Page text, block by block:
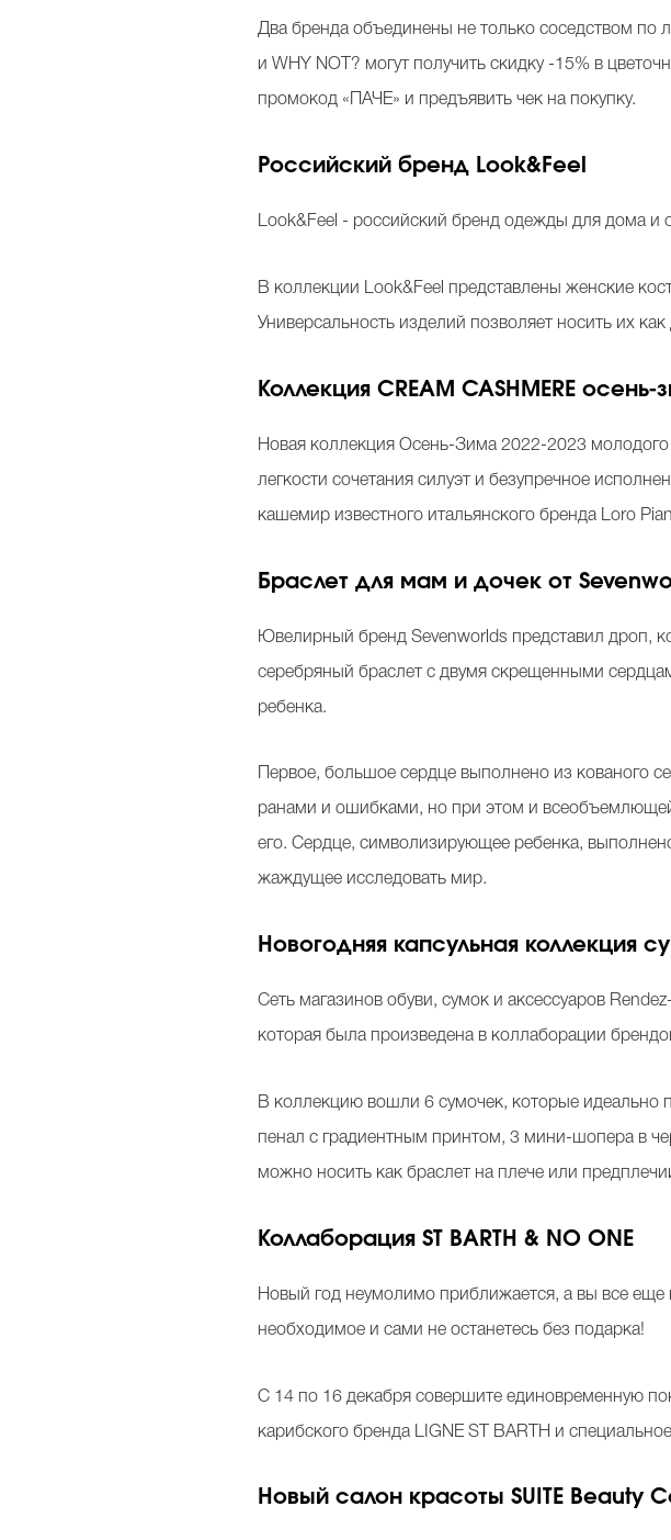
Два бренда объединены не только соседством
и WHY NOT? могут получить скидку -15% в
промокод «ПАЧЕ» и предъявить чек на покупку.
Российский бренд Look&Feel
Look&Feel - российский бренд одежды для дома и
В коллекции Look&Feel представлены женские
Универсальность изделий позволяет носить их
Коллекция CREAM CASHMERE осень-
Новая коллекция Осень-Зима 2022-2023
легкости сочетания силуэт и безупречное
кашемир известного итальянского бренда Loro
Браслет для мам и дочек от
Ювелирный бренд Sevenworlds представил дроп,
серебряный браслет с двумя скрещенными
ребенка.
Первое, большое сердце выполнено из кованого
ранами и ошибками, но при этом и
его. Сердце, символизирующее ребенка,
жаждущее исследовать мир.
Новогодняя капсульная коллекция
Сеть магазинов обуви, сумок и аксессуаров Rendez-
которая была произведена в коллаборации
В коллекцию вошли 6 сумочек, которые идеально
пенал с градиентным принтом, 3 мини-шопера в
можно носить как браслет на плече или
Коллаборация ST BARTH & NO ONE
Новый год неумолимо приближается, а вы все еще
необходимое и сами не останетесь без подарка!
С 14 по 16 декабря совершите единовременную
карибского бренда LIGNE ST BARTH и
Новыйсалон красотыSUITE Beauty